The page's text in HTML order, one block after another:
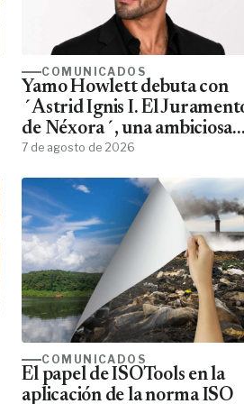
COMUNICADOS
Yamo Howlett debuta con
´Astrid Ignis I. El
de Néxora´, una ambiciosa
saga de fantasía y ciencia
7 de agosto de 2026
COMUNICADOS
El papel de ISOTools en la
aplicación de la norma ISO